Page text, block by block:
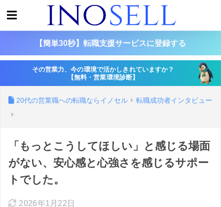
【簡単30秒】転職支援サービスに登録する
その営業力、今の環境で活かしきれていますか？
【無料・営業環境診断】
20代の営業職への転職ならイノセル 転職成功者インタビュー
「もっとこうしてほしい」と感じる場面
がない、安心感と心強さを感じるサポー
トでした。
2026年1月22日